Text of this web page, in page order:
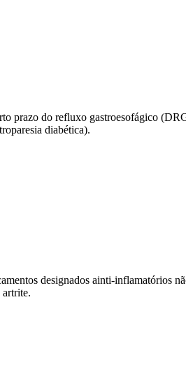
prazo do refluxo gastroesofágico
diabética).
designados ainti-inflamatórios